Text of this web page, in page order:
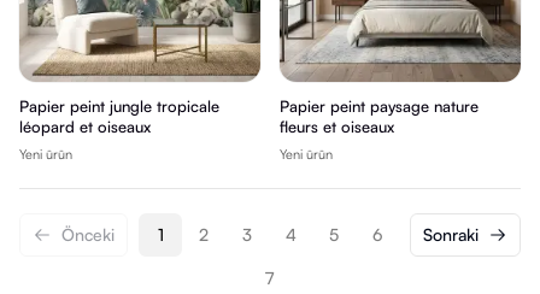
Papier peint jungle tropicale
léopard et oiseaux
Yeni ürün
Papier peint paysage nature
fleurs et oiseaux
Yeni ürün
Önceki 1 2 3 4 5 6
7
Sonraki